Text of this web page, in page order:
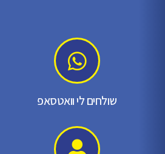
שולחים לי וואטסאפ